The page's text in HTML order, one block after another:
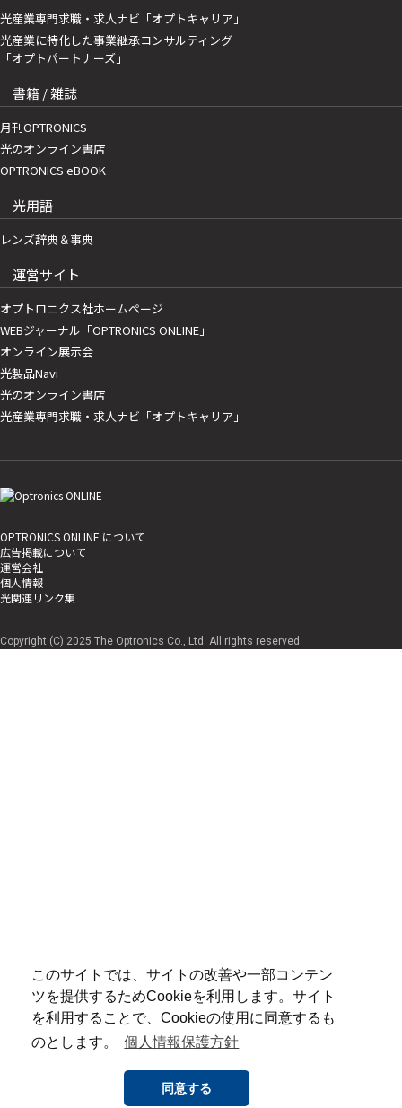
このサイトでは、サイトの改善や一部コンテン
ツを提供するためCookieを利用します。サイト
を利用することで、Cookieの使用に同意するも
のとします。
個人情報保護方針
同意する
光産業専門求職・求人ナビ「オプトキャリア」
光産業に特化した事業継承コンサルティング
「オプトパートナーズ」
書籍 / 雑誌
月刊OPTRONICS
光のオンライン書店
OPTRONICS eBOOK
光用語
レンズ辞典＆事典
運営サイト
オプトロニクス社ホームページ
WEBジャーナル「OPTRONICS ONLINE」
オンライン展示会
光製品Navi
光のオンライン書店
光産業専門求職・求人ナビ「オプトキャリア」
OPTRONICS ONLINE について
広告掲載について
運営会社
個人情報
光関連リンク集
Copyright (C) 2025 The Optronics Co., Ltd. All rights reserved.